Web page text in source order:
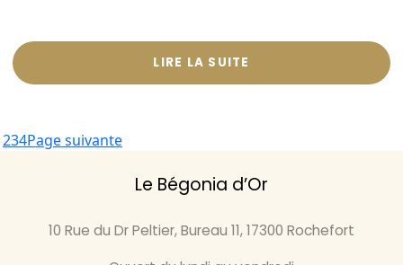
LIRE LA SUITE
234Page suivante
Le Bégonia d’Or
10 Rue du Dr Peltier, Bureau 11, 17300 Rochefort